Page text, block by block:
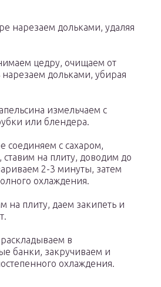
нарезаем дольками, удаляя
цедру, очищаем от
дольками, убирая
измельчаем с
или блендера.
соединяем с сахаром,
на плиту, доводим до
2-3 минуты, затем
охлаждения.
на плиту, даем закипеть и
в
банки, закручиваем и
охлаждения.